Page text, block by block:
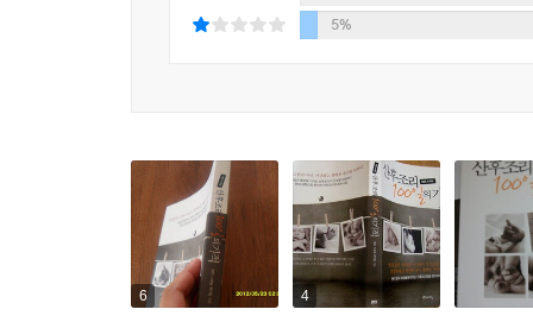
난무하는 탓에 출산을 앞둔 산모들과 그 가족들은
이 책 [산후조리 100일의 기적]은 속설과 풍문
나간다는 점에서 이 같은 고민을 풀어줄 단초를 제
특히 양·한방의 다각적인 접근을 통해 산후조
산모들을 3개월 동안 밀착 취재하고, 서구와 남
5%
6 4